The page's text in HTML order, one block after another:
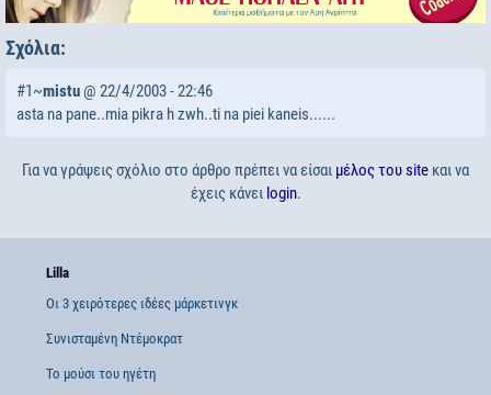
Σχόλια:
#1~mistu@ 22/4/2003 - 22:46
asta na pane..mia pikra h zwh..ti na piei kaneis......
Για να γράψεις σχόλιο στο άρθρο πρέπει να είσαι μέλος του site και να
έχεις κάνει login.
Lilla
Οι 3 χειρότερες ιδέες μάρκετινγκ
Συνισταμένη Ντέμοκρατ
Το μούσι του ηγέτη